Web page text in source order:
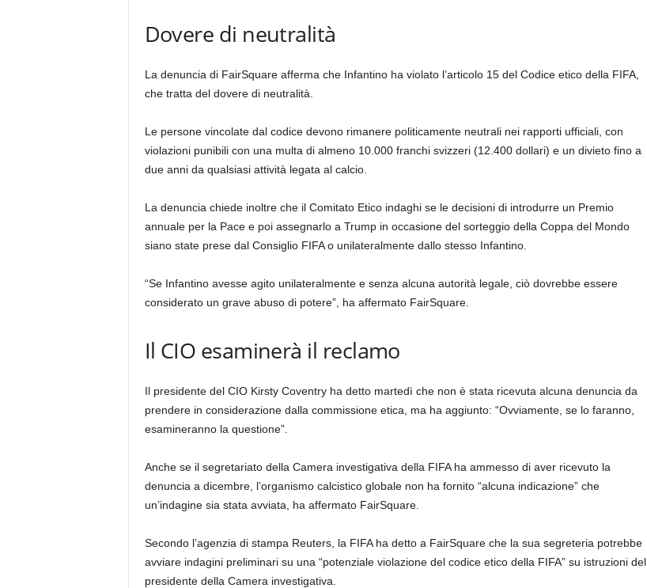
Dovere di neutralità
La denuncia di FairSquare afferma che Infantino ha violato l’articolo 15 del Codice etico della FIFA,
che tratta del dovere di neutralità.
Le persone vincolate dal codice devono rimanere politicamente neutrali nei rapporti ufficiali, con
violazioni punibili con una multa di almeno 10.000 franchi svizzeri (12.400 dollari) e un divieto fino a
due anni da qualsiasi attività legata al calcio.
La denuncia chiede inoltre che il Comitato Etico indaghi se le decisioni di introdurre un Premio
annuale per la Pace e poi assegnarlo a Trump in occasione del sorteggio della Coppa del Mondo
siano state prese dal Consiglio FIFA o unilateralmente dallo stesso Infantino.
“Se Infantino avesse agito unilateralmente e senza alcuna autorità legale, ciò dovrebbe essere
considerato un grave abuso di potere”, ha affermato FairSquare.
Il CIO esaminerà il reclamo
Il presidente del CIO Kirsty Coventry ha detto martedì che non è stata ricevuta alcuna denuncia da
prendere in considerazione dalla commissione etica, ma ha aggiunto: “Ovviamente, se lo faranno,
esamineranno la questione”.
Anche se il segretariato della Camera investigativa della FIFA ha ammesso di aver ricevuto la
denuncia a dicembre, l’organismo calcistico globale non ha fornito “alcuna indicazione” che
un’indagine sia stata avviata, ha affermato FairSquare.
Secondo l’agenzia di stampa Reuters, la FIFA ha detto a FairSquare che la sua segreteria potrebbe
avviare indagini preliminari su una “potenziale violazione del codice etico della FIFA” su istruzioni del
presidente della Camera investigativa.